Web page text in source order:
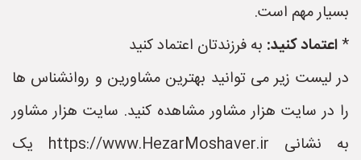
بسیار مهم است.
*اعتماد کنید: به فرزندتان اعتماد کنید
در لیست زیر می توانید بهترین مشاورین و روانشناس ها
را در سایت هزار مشاور مشاهده کنید. سایت هزار مشاور
به نشانی https://www.HezarMoshaver.ir یک